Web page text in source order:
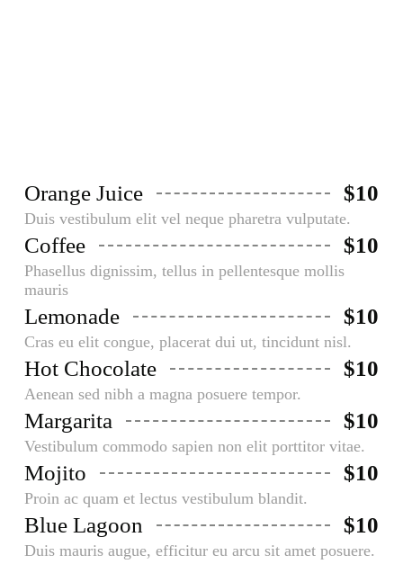
Orange Juice $10
Duis vestibulum elit vel neque pharetra vulputate.
Coffee $10
Phasellus dignissim, tellus in pellentesque mollis
mauris
Lemonade $10
Cras eu elit congue, placerat dui ut, tincidunt nisl.
Hot Chocolate $10
Aenean sed nibh a magna posuere tempor.
Margarita $10
Vestibulum commodo sapien non elit porttitor vitae.
Mojito $10
Proin ac quam et lectus vestibulum blandit.
Blue Lagoon $10
Duis mauris augue, efficitur eu arcu sit amet posuere.